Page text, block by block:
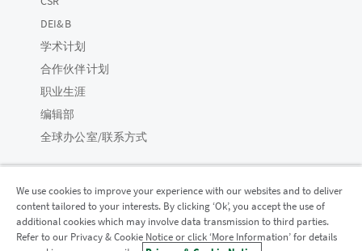
DEI&B
学术计划
合作伙伴计划
职业生涯
编辑部
全球办公室/联系方式
Qlik 社区
We use cookies to improve your experience with our websites and to deliver
content tailored to your interests. By clicking ‘Ok’, you accept the use of
additional cookies which may involve data transmission to third parties.
Refer to our Privacy & Cookie Notice or click ‘More Information’ for details